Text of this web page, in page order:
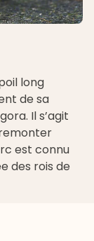
long
de sa
Il s’agit
est connu
des rois de